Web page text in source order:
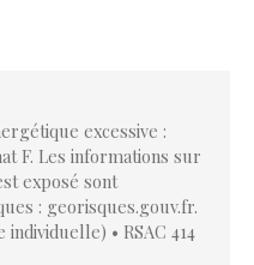
excessive :
F. Les informations sur
exposé sont
: georisques.gouv.fr.
• RSAC 414